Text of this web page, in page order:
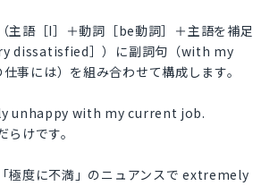
主語［I］＋動詞［be動詞］＋主語を補足
dissatisfied］）に副詞句（with my
事には）を組み合わせて構成します。
unhappy with my current job.
けです。
極度に不満」のニュアンスで extremely